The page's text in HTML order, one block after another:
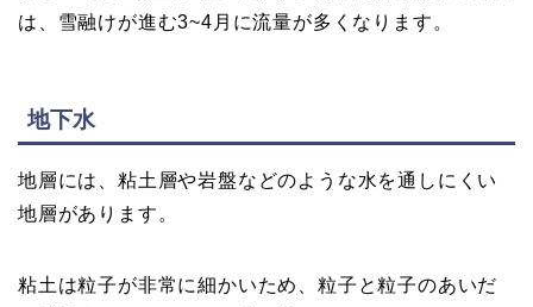
は、雪融けが進む3~4月に流量が多くなります。
地下水
地層には、粘土層や岩盤などのような水を通しにくい
地層があります。
粘土は粒子が非常に細かいため、粒子と粒子のあいだ